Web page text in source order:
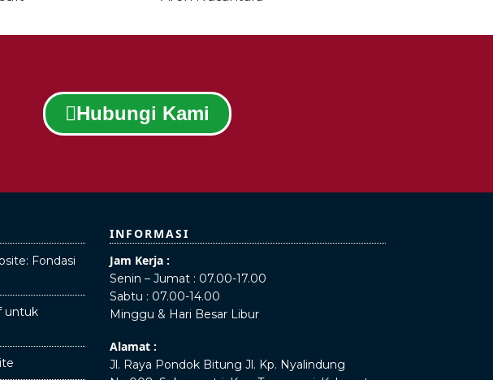
Hubungi Kami
Fondasi
untuk
INFORMASI
Jam Kerja :
Senin – Jumat : 07.00-17.00
Sabtu : 07.00-14.00
Minggu & Hari Besar Libur
Alamat :
Jl. Raya Pondok Bitung Jl. Kp. Nyalindung